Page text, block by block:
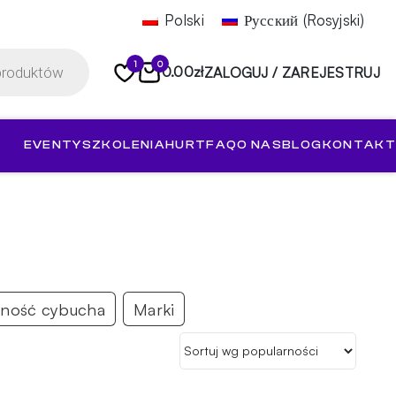
Polski Русский (Rosyjski)
1 00.00złZALOGUJ / ZAREJESTRUJ
EVENTYSZKOLENIAHURTFAQO NASBLOGKONTAKT
cybucha Marki